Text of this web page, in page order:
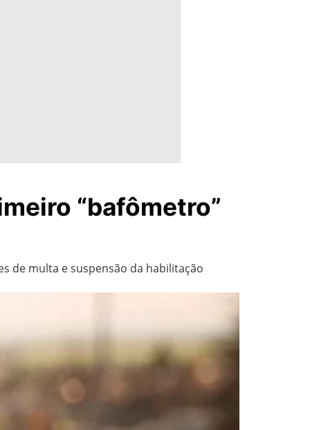
“bafômetro”
de multa e suspensão da habilitação